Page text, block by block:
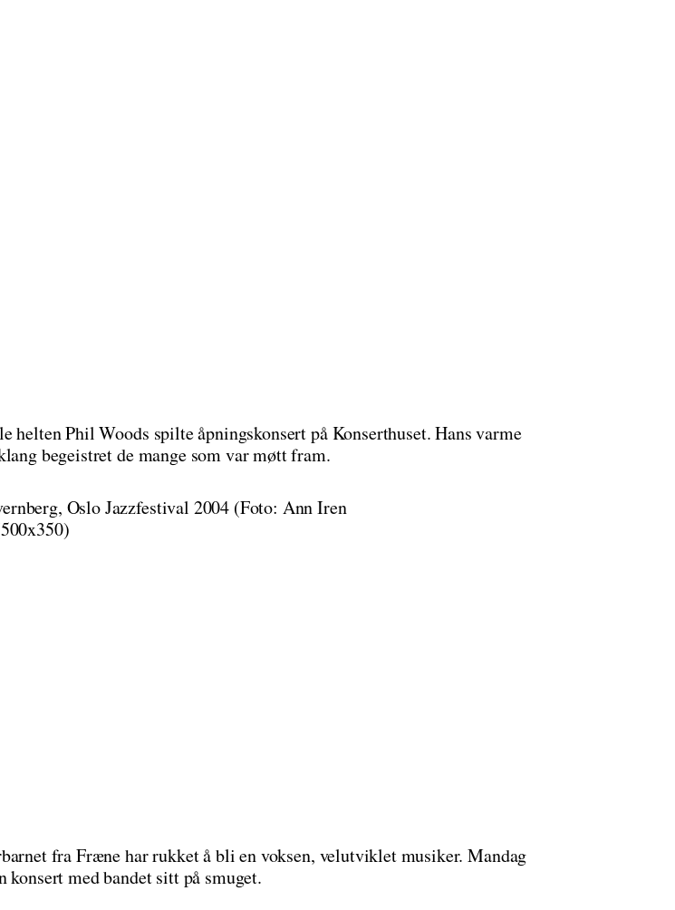
helten Phil Woods spilte åpningskonsert på Konserthuset. Hans varme
begeistret de mange som var møtt fram.
fra Fræne har rukket å bli en voksen, velutviklet musiker. Mandag
konsert med bandet sitt på smuget.